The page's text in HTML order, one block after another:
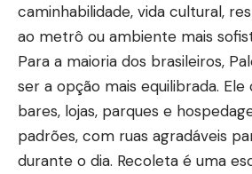
caminhabilidade, vida cultural,
ao metrô ou ambiente mais
Para a maioria dos brasileiros,
ser a opção mais equilibrada.
bares, lojas, parques e
padrões, com ruas agradáveis
durante o dia. Recoleta é uma